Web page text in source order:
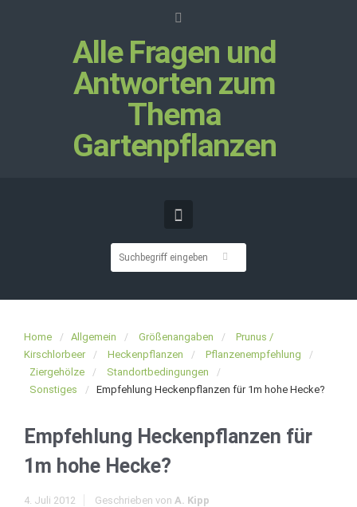
Alle Fragen und
Antworten zum
Thema
Gartenpflanzen
Home Allgemein Größenangaben
Prunus /
Kirschlorbeer
Heckenpflanzen
Pflanzenempfehlung
Ziergehölze
Standortbedingungen
Sonstiges
Empfehlung Heckenpflanzen für 1m hohe Hecke?
Empfehlung Heckenpflanzen für
1m hohe Hecke?
4. Juli 2012 Geschrieben von A. Kipp